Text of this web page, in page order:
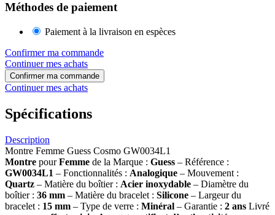
Méthodes de paiement
Paiement à la livraison en espèces
Confirmer ma commande
Continuer mes achats
Confirmer ma commande
Continuer mes achats
Spécifications
Description
Montre Femme Guess Cosmo GW0034L1
Montre pourFemme de la Marque : Guess – Référence :
GW0034L1 – Fonctionnalités : Analogique – Mouvement :
Quartz – Matière du boîtier : Acier inoxydable – Diamètre du
boîtier : 36 mm – Matière du bracelet : Silicone – Largeur du
bracelet : 15 mm – Type de verre : Minéral – Garantie : 2 ans Livré